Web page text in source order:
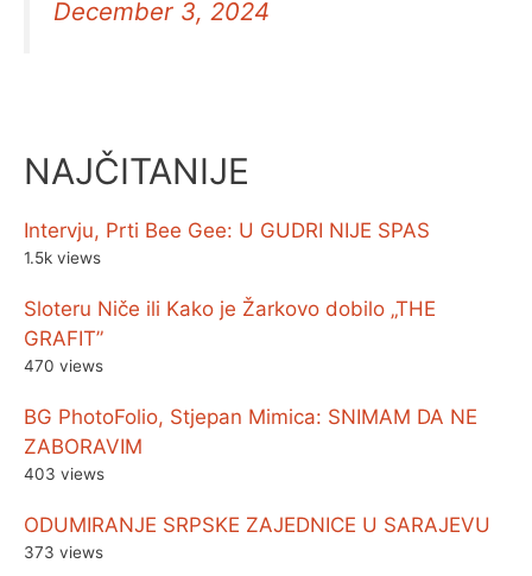
December 3, 2024
NAJČITANIJE
Intervju, Prti Bee Gee: U GUDRI NIJE SPAS
1.5k views
Sloteru Niče ili Kako je Žarkovo dobilo „THE
GRAFIT”
470 views
BG PhotoFolio, Stjepan Mimica: SNIMAM DA NE
ZABORAVIM
403 views
ODUMIRANJE SRPSKE ZAJEDNICE U SARAJEVU
373 views